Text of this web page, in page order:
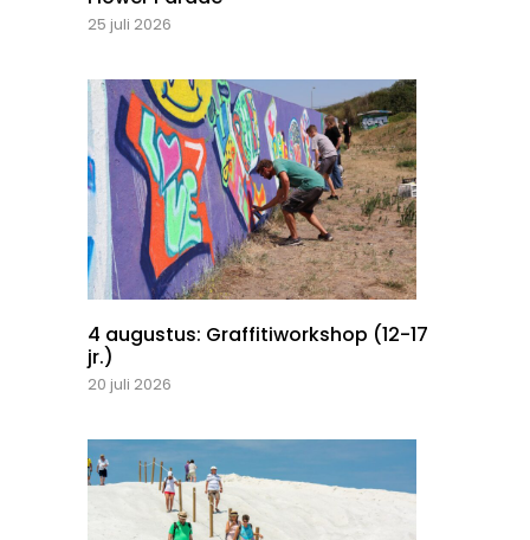
25 juli 2026
4 augustus: Graffitiworkshop (12-17
jr.)
20 juli 2026